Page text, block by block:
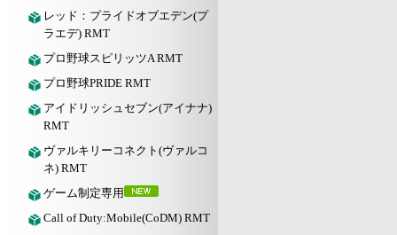
レッド：プライドオブエデン(プ
ラエデ) RMT
プロ野球スピリッツA RMT
プロ野球PRIDE RMT
アイドリッシュセブン(アイナナ)
RMT
ヴァルキリーコネクト(ヴァルコ
ネ) RMT
ゲーム制定専用
Call of Duty:Mobile(CoDM) RMT